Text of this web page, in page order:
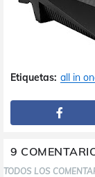
Etiquetas: all in
9
TODOS LOS